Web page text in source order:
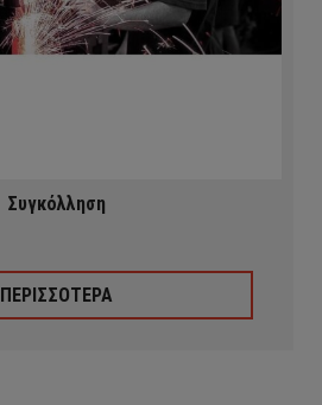
Συγκόλληση
ΠΕΡΙΣΣΟΤΕΡΑ